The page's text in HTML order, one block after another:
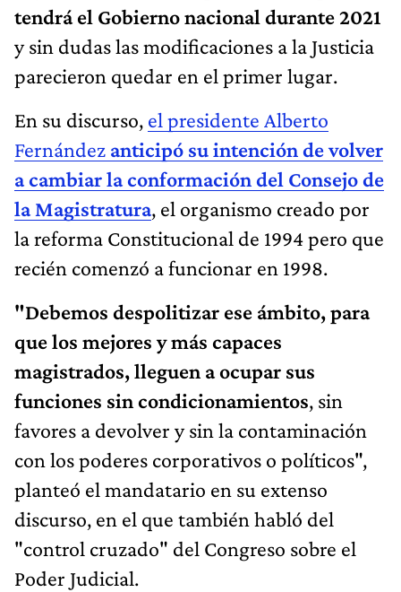
tendrá el Gobierno nacional durante 2021
y sin dudas las modificaciones a la Justicia
parecieron quedar en el primer lugar.
En su discurso, el presidente Alberto
Fernández anticipó su intención de volver
a cambiar la conformación del Consejo de
la Magistratura, el organismo creado por
la reforma Constitucional de 1994 pero que
recién comenzó a funcionar en 1998.
"Debemos despolitizar ese ámbito, para
que los mejores y más capaces
magistrados, lleguen a ocupar sus
funciones sin condicionamientos, sin
favores a devolver y sin la contaminación
con los poderes corporativos o políticos",
planteó el mandatario en su extenso
discurso, en el que también habló del
"control cruzado" del Congreso sobre el
Poder Judicial.